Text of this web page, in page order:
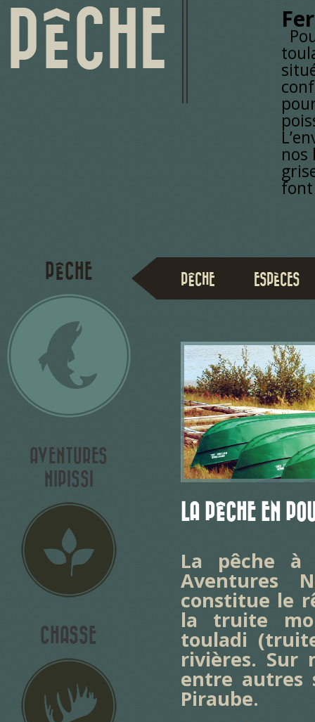
PÊCHE
nos
font
PÊCHE
AVENTURES
NIPISSI
CHASSE
PÊCHE ESPÈCES
LA PÊCHE EN
La pêche
Aventures
constitue le
la truite
touladi
rivières. Sur
entre autres
Piraube.